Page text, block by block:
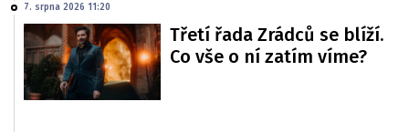
7. srpna 2026 11:20
Třetí řada Zrádců se blíží.
Co vše o ní zatím víme?